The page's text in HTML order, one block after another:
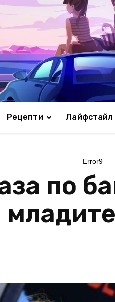
Рецепти Лайфстайл
Error9
по